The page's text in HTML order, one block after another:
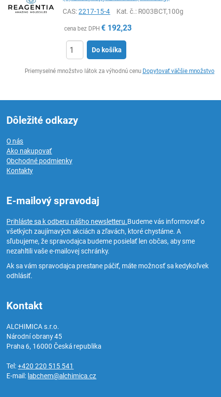
CAS:2217-15-4 Kat. č.: R003BCT,100g
cena bez DPH € 192,23
Do košíka
Priemyselné množstvo látok za výhodnú cenu Dopytovať väčšie množstvo
Dôležité odkazy
O nás
Ako nakupovať
Obchodné podmienky
Kontakty
E-mailový spravodaj
Prihláste sa k odberu nášho newsletteru.Budeme vás informovať o
všetkých zaujímavých akciách a zľavách, ktoré chystáme. A
sľubujeme, že spravodajca budeme posielať len občas, aby sme
nezahltili vaše e-mailovej schránky.
Ak sa vám spravodajca prestane páčiť, máte možnosť sa kedykoľvek
odhlásiť.
Kontakt
ALCHIMICA s.r.o.
Národní obrany 45
Praha 6, 16000Česká republika
Tel:+420 220 515 541
E-mail: labchem@alchimica.cz